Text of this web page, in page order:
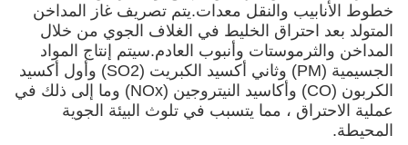
خطوط الأنابيب والنقل معدات.يتم تصريف غاز المداخن
المتولد بعد احتراق الخليط في الغلاف الجوي من خلال
المداخن والثرموستات وأنبوب العادم.سيتم إنتاج المواد
الجسيمية (PM) وثاني أكسيد الكبريت (SO2) وأول أكسيد
الكربون (CO) وأكاسيد النيتروجين (NOx) وما إلى ذلك في
عملية الاحتراق ، مما يتسبب في تلوث البيئة الجوية
المحيطة.